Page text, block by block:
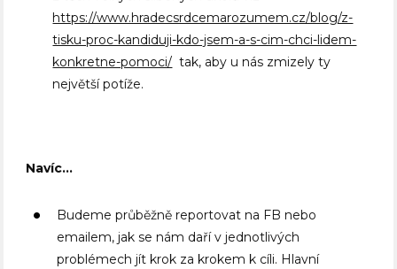
https://www.hradecsrdcemarozumem.cz/blog/z-
tisku-proc-kandiduji-kdo-jsem-a-s-cim-chci-lidem-
konkretne-pomoci/ tak, aby u nás zmizely ty
největší potíže.
Navíc…
Budeme průběžně reportovat na FB nebo
emailem, jak se nám daří v jednotlivých
problémech jít krok za krokem k cíli. Hlavní